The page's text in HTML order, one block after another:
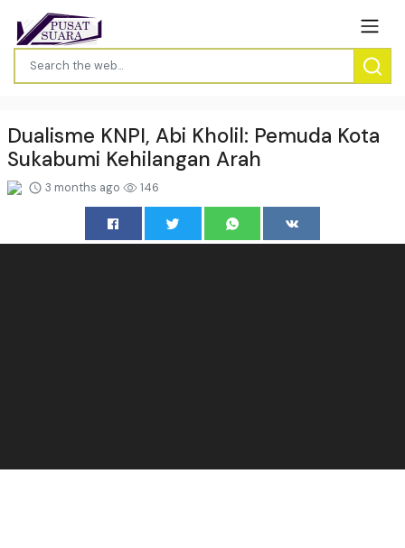
Dualisme KNPI, Abi Kholil: Pemuda Kota
Sukabumi Kehilangan Arah
3 months ago 146